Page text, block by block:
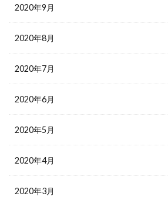
2020年9月
2020年8月
2020年7月
2020年6月
2020年5月
2020年4月
2020年3月